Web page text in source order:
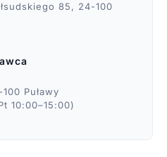
85, 24-100
Puławy
10:00–15:00)